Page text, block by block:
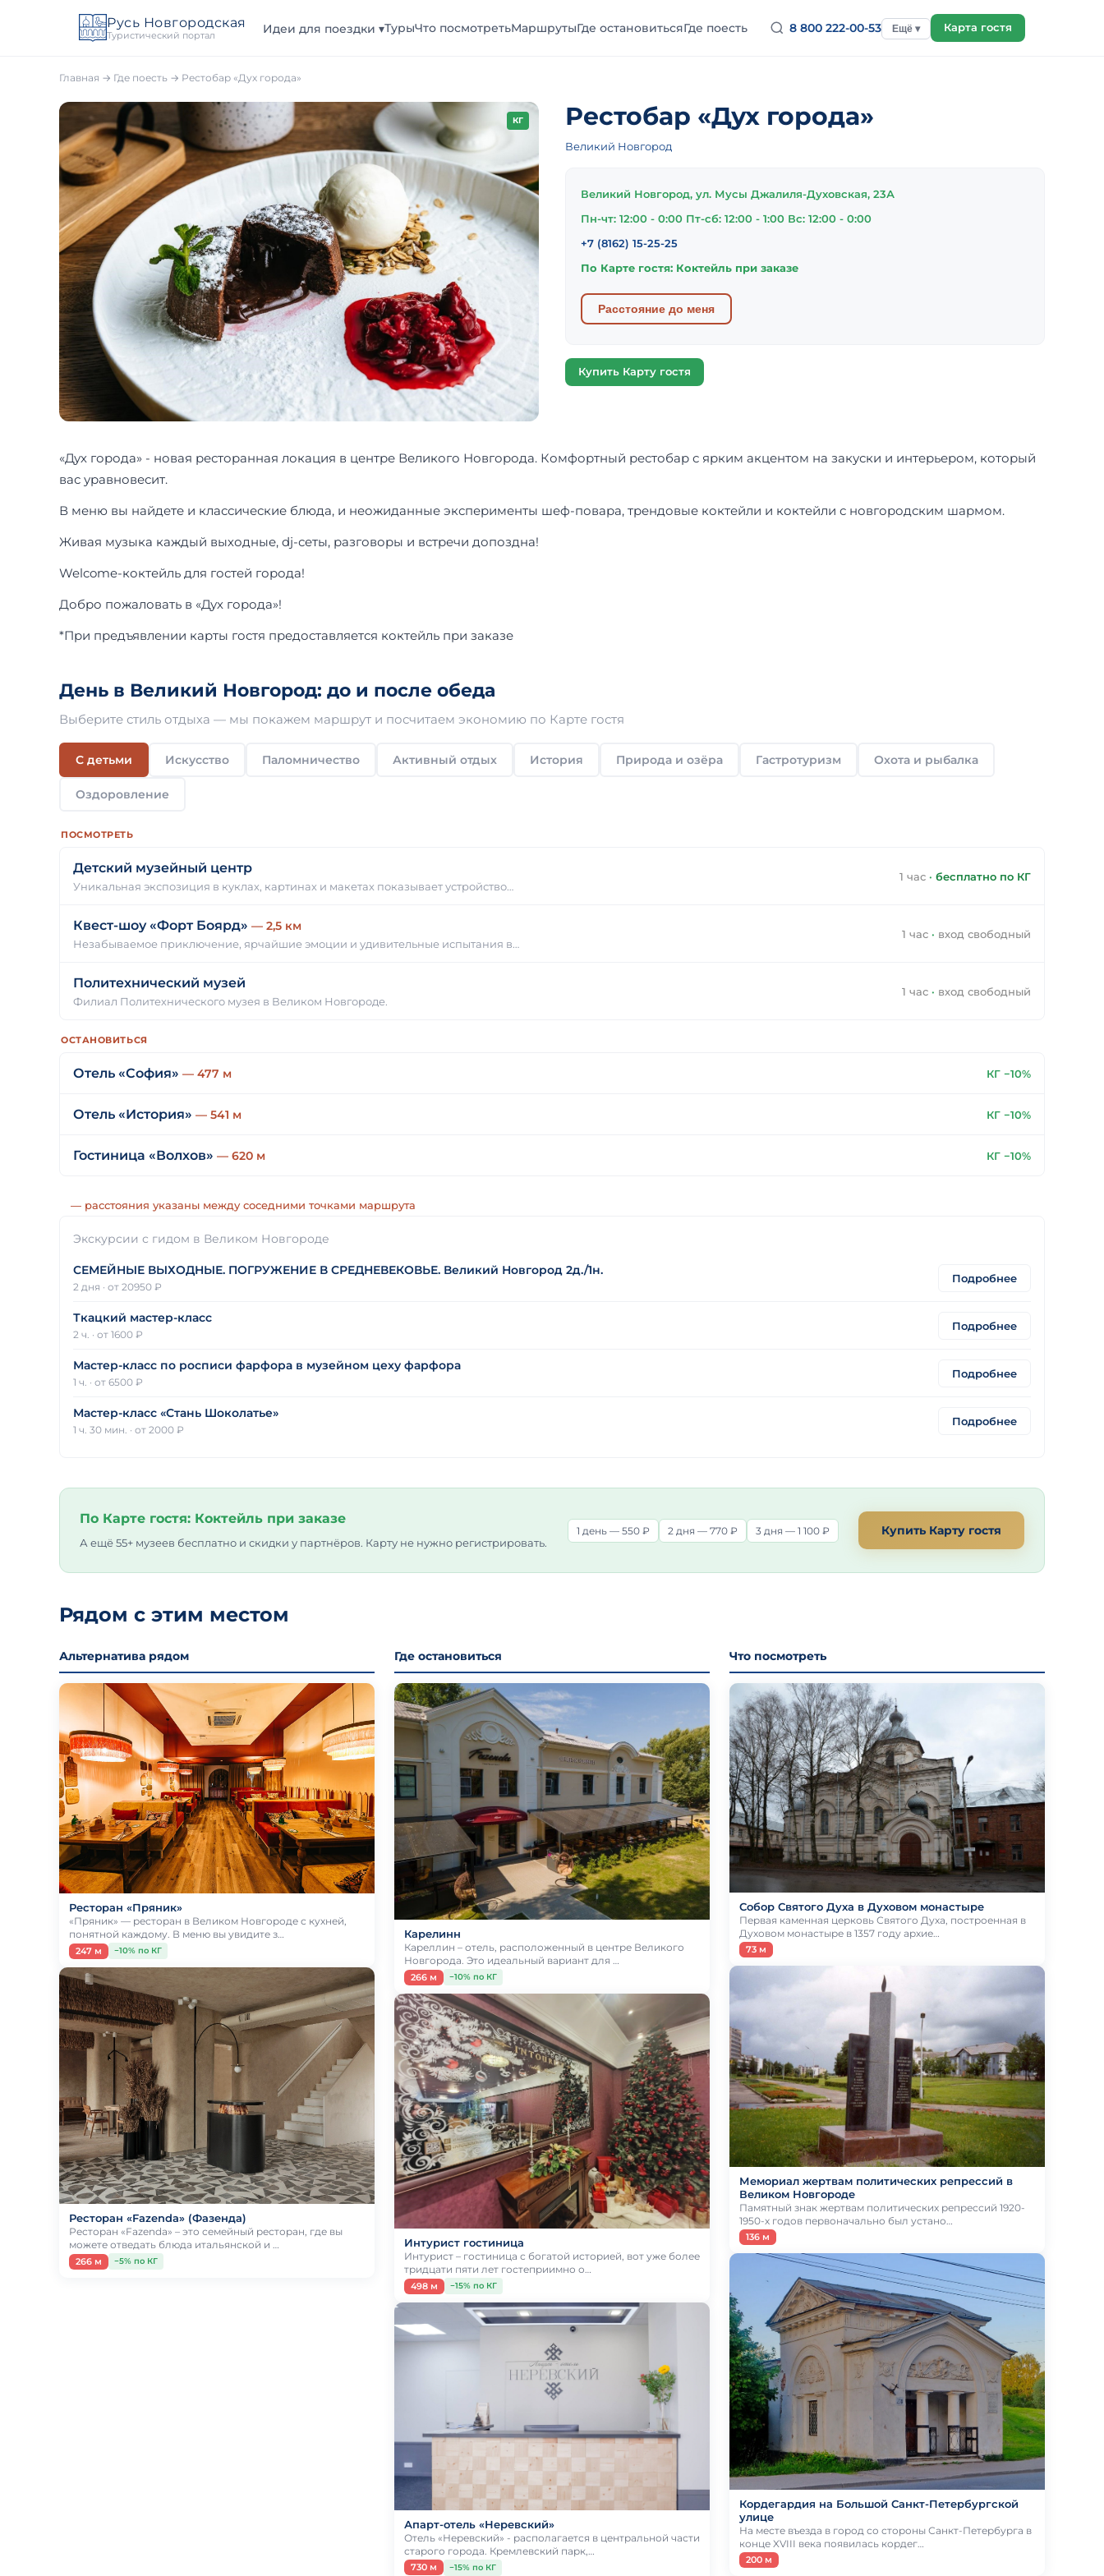
Русь Новгородская
Туристический портал
Идеи для поездки ▾ТурыЧто посмотретьМаршрутыГде остановитьсяГде поесть 8 800 222-00-53 Ещё ▾ Карта гостя
Главная → Где поесть → Рестобар «Дух города»
КГ Рестобар «Дух города»
Великий Новгород
Великий Новгород, ул. Мусы Джалиля-Духовская, 23А
Пн-чт: 12:00 - 0:00 Пт-сб: 12:00 - 1:00 Вс: 12:00 - 0:00
+7 (8162) 15-25-25
По Карте гостя: Коктейль при заказе
Расстояние до меня
Купить Карту гостя
«Дух города» - новая ресторанная локация в центре Великого Новгорода. Комфортный рестобар с ярким акцентом на закуски и интерьером, который
вас уравновесит.
В меню вы найдете и классические блюда, и неожиданные эксперименты шеф-повара, трендовые коктейли и коктейли с новгородским шармом.
Живая музыка каждый выходные, dj-сеты, разговоры и встречи допоздна!
Welcome-коктейль для гостей города!
Добро пожаловать в «Дух города»!
*При предъявлении карты гостя предоставляется коктейль при заказе
День в Великий Новгород: до и после обеда
Выберите стиль отдыха — мы покажем маршрут и посчитаем экономию по Карте гостя
С детьми Искусство Паломничество Активный отдых История Природа и озёра Гастротуризм Охота и рыбалка
Оздоровление
ПОСМОТРЕТЬ
Детский музейный центр
Уникальная экспозиция в куклах, картинах и макетах показывает устройство…
1 час · бесплатно по КГ
Квест-шоу «Форт Боярд» — 2,5 км
Незабываемое приключение, ярчайшие эмоции и удивительные испытания в…
1 час · вход свободный
Политехнический музей
Филиал Политехнического музея в Великом Новгороде.
1 час · вход свободный
ОСТАНОВИТЬСЯ
Отель «София» — 477 м КГ −10%
Отель «История» — 541 м КГ −10%
Гостиница «Волхов» — 620 м КГ −10%
— расстояния указаны между соседними точками маршрута
Экскурсии с гидом в Великом Новгороде
СЕМЕЙНЫЕ ВЫХОДНЫЕ. ПОГРУЖЕНИЕ В СРЕДНЕВЕКОВЬЕ. Великий Новгород 2д./1н.
2 дня · от 20950 ₽
Подробнее
Ткацкий мастер-класс
2 ч. · от 1600 ₽
Подробнее
Мастер-класс по росписи фарфора в музейном цеху фарфора
1 ч. · от 6500 ₽
Подробнее
Мастер-класс «Стань Шоколатье»
1 ч. 30 мин. · от 2000 ₽
Подробнее
По Карте гостя: Коктейль при заказе
А ещё 55+ музеев бесплатно и скидки у партнёров. Карту не нужно регистрировать.
1 день — 550 ₽ 2 дня — 770 ₽ 3 дня — 1 100 ₽ Купить Карту гостя
Рядом с этим местом
Альтернатива рядом
Ресторан «Пряник»
«Пряник» — ресторан в Великом Новгороде с кухней,
понятной каждому. В меню вы увидите з…
247 м −10% по КГ
Ресторан «Fazenda» (Фазенда)
Ресторан «Fazenda» – это семейный ресторан, где вы
можете отведать блюда итальянской и …
266 м −5% по КГ
Где остановиться
Карелинн
Кареллин – отель, расположенный в центре Великого
Новгорода. Это идеальный вариант для …
266 м −10% по КГ
Интурист гостиница
Интурист – гостиница с богатой историей, вот уже более
тридцати пяти лет гостеприимно о…
498 м −15% по КГ
Апарт-отель «Неревский»
Отель «Неревский» - располагается в центральной части
старого города. Кремлевский парк,…
730 м −15% по КГ
Что посмотреть
Собор Святого Духа в Духовом монастыре
Первая каменная церковь Святого Духа, построенная в
Духовом монастыре в 1357 году архие…
73 м
Мемориал жертвам политических репрессий в
Великом Новгороде
Памятный знак жертвам политических репрессий 1920-
1950-х годов первоначально был устано…
136 м
Кордегардия на Большой Санкт-Петербургской
улице
На месте въезда в город со стороны Санкт-Петербурга в
конце XVIII века появилась кордег…
200 м